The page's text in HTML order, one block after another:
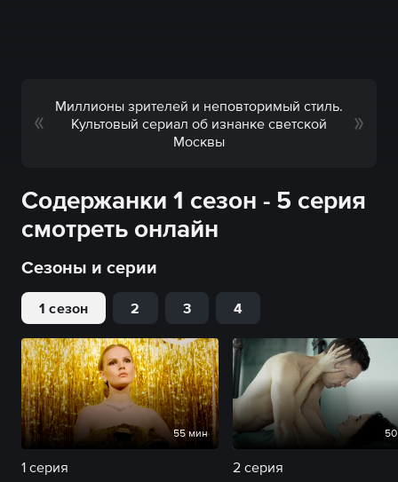
Миллионы зрителей и неповторимый стиль.
Культовый сериал об изнанке светской
Москвы
Содержанки 1 сезон - 5 серия
смотреть онлайн
Сезоны и серии
1 сезон 2 3 4
55 мин
1 серия 2 серия